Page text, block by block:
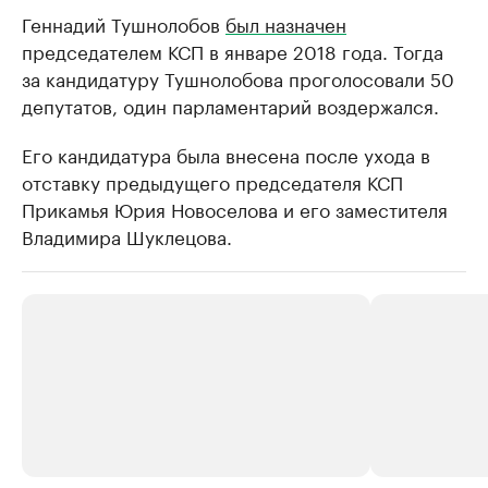
Геннадий Тушнолобов был назначен
председателем КСП в январе 2018 года. Тогда
за кандидатуру Тушнолобова проголосовали 50
депутатов, один парламентарий воздержался.
Его кандидатура была внесена после ухода в
отставку предыдущего председателя КСП
Прикамья Юрия Новоселова и его заместителя
Владимира Шуклецова.